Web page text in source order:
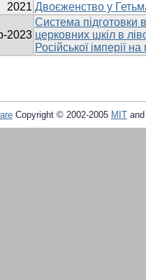
2021 Двоєженство у
2023
Система підготовки
церковних шкіл в
Російської імперії
Copyright © 2002-2005 MIT